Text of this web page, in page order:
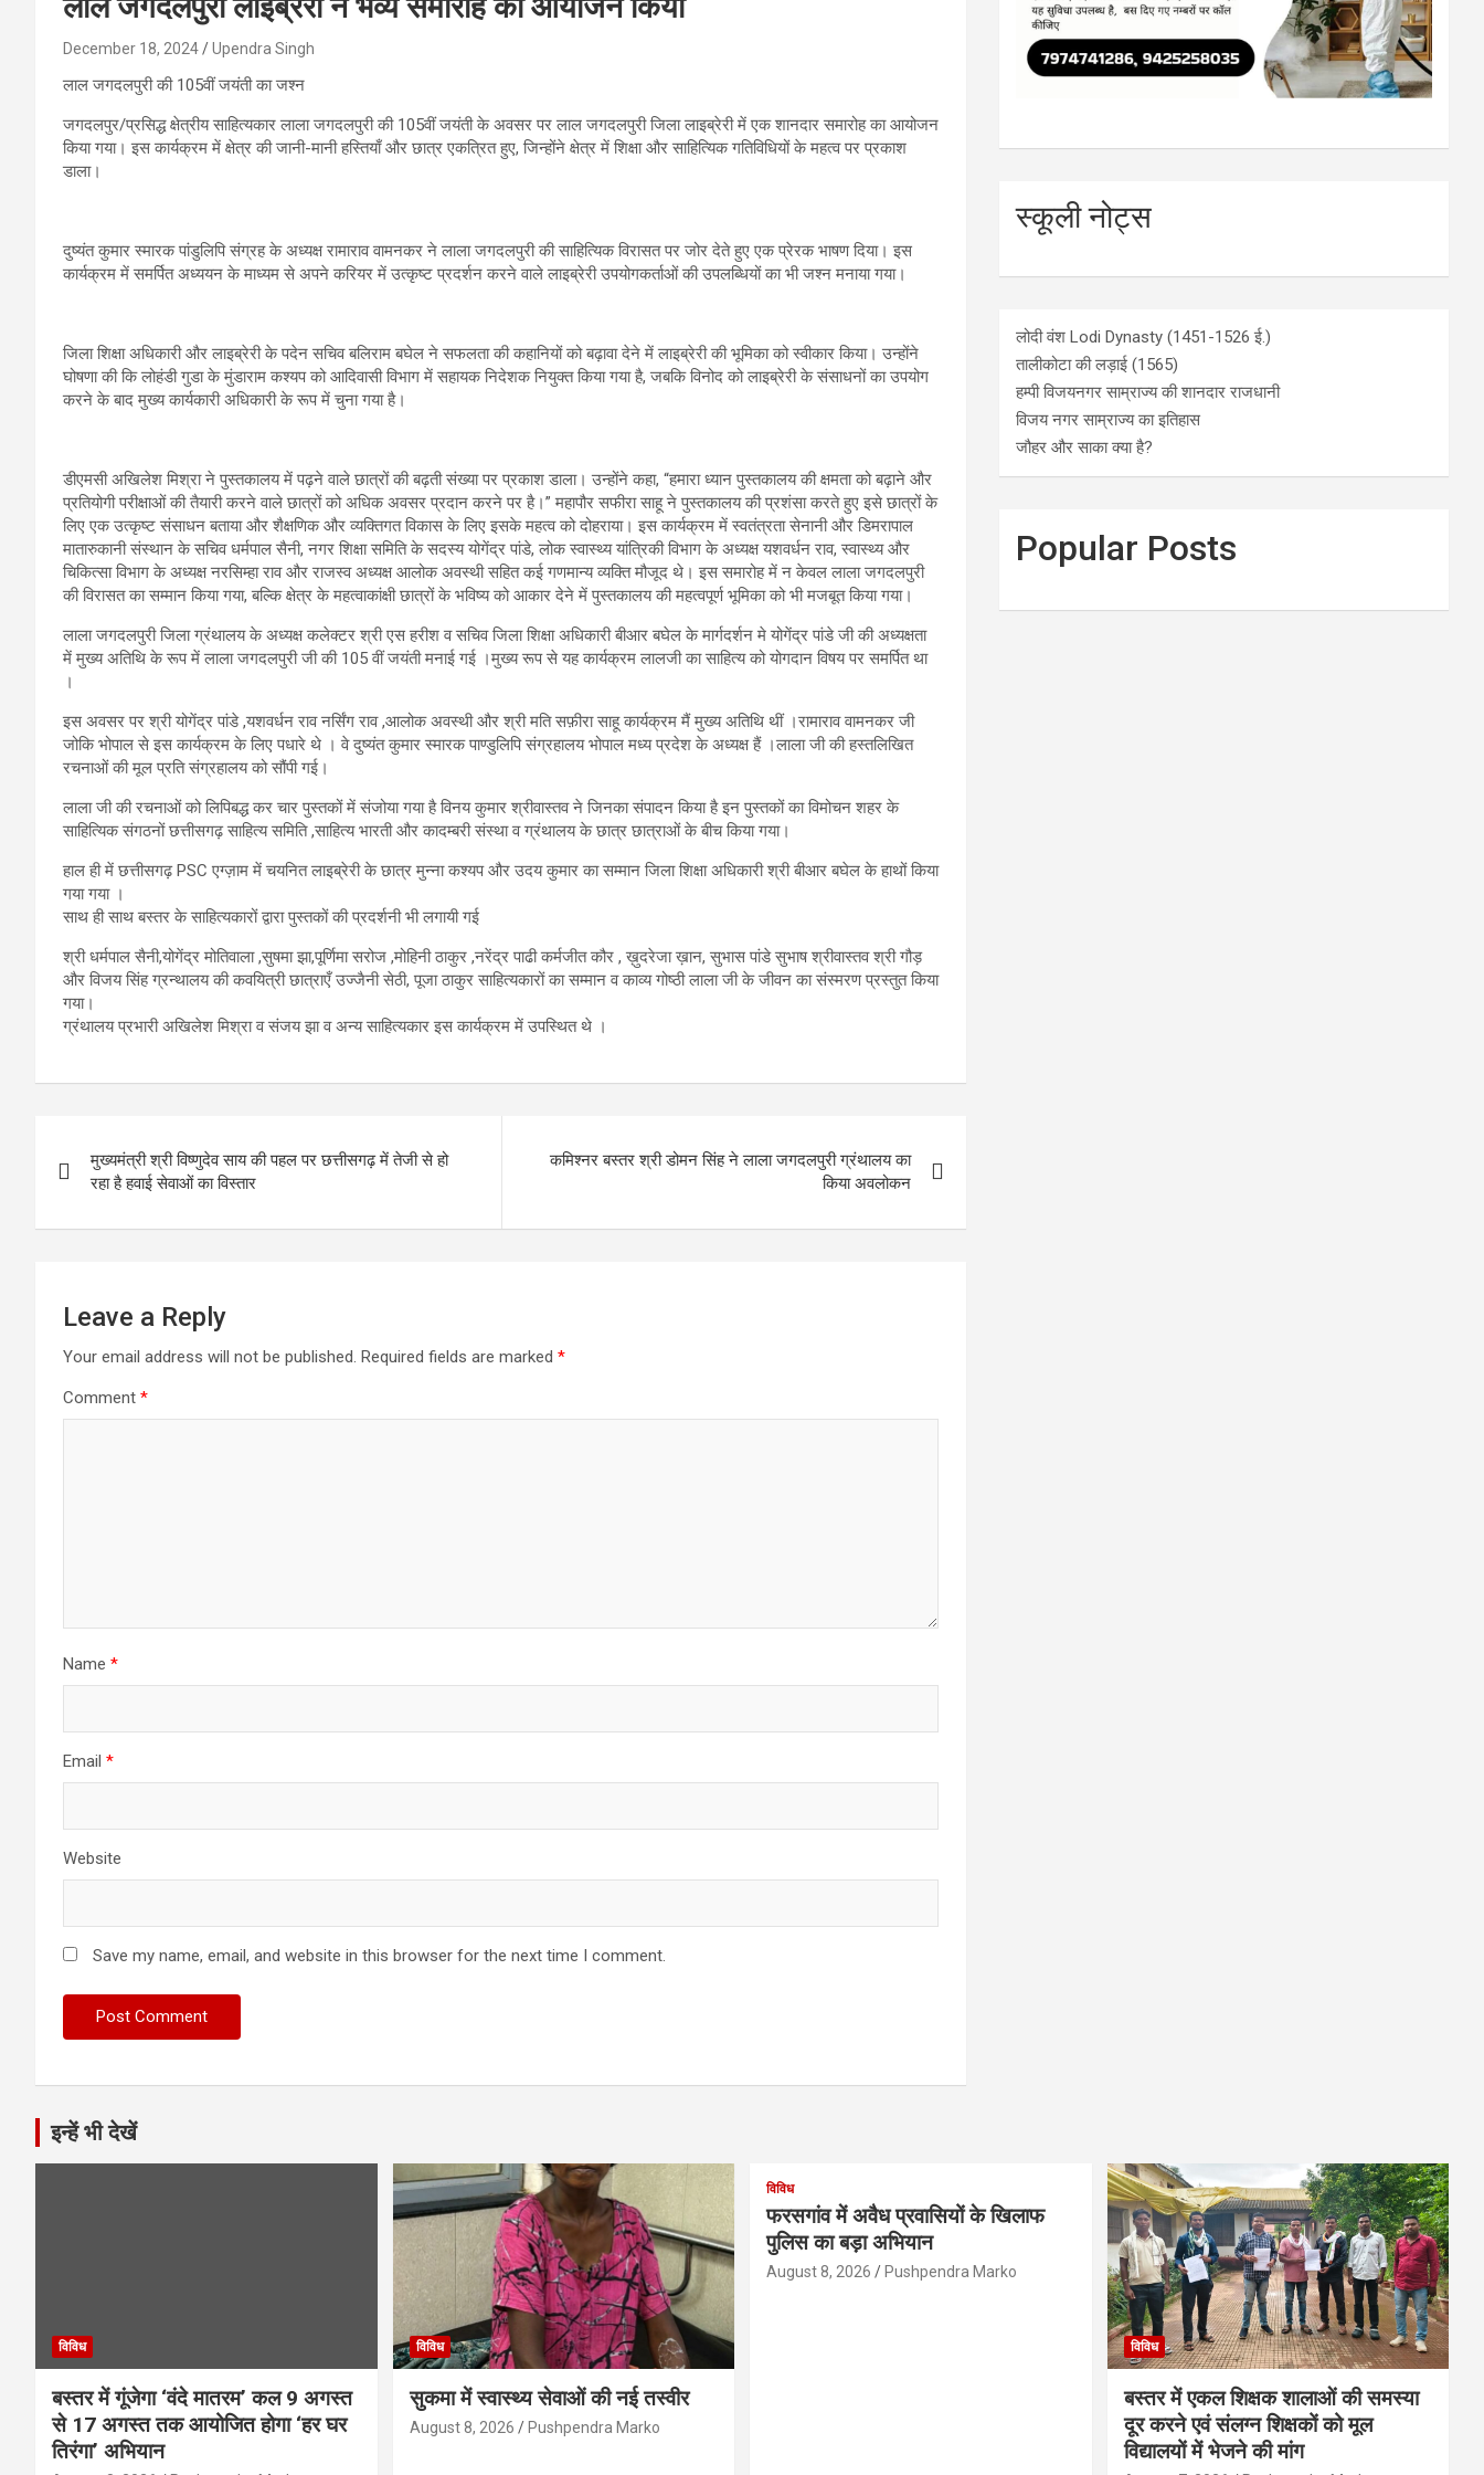
December 18, 2024 Upendra Singh
लाल जगदलपुरी की 105वीं जयंती का जश्न
जगदलपुर/प्रसिद्ध क्षेत्रीय साहित्यकार लाला जगदलपुरी की 105वीं जयंती के अवसर पर लाल जगदलपुरी जिला लाइब्रेरी में एक शानदार समारोह का आयोजन
किया गया। इस कार्यक्रम में क्षेत्र की जानी-मानी हस्तियाँ और छात्र एकत्रित हुए, जिन्होंने क्षेत्र में शिक्षा और साहित्यिक गतिविधियों के महत्व पर प्रकाश
डाला।
दुष्यंत कुमार स्मारक पांडुलिपि संग्रह के अध्यक्ष रामाराव वामनकर ने लाला जगदलपुरी की साहित्यिक विरासत पर जोर देते हुए एक प्रेरक भाषण दिया। इस
कार्यक्रम में समर्पित अध्ययन के माध्यम से अपने करियर में उत्कृष्ट प्रदर्शन करने वाले लाइब्रेरी उपयोगकर्ताओं की उपलब्धियों का भी जश्न मनाया गया।
जिला शिक्षा अधिकारी और लाइब्रेरी के पदेन सचिव बलिराम बघेल ने सफलता की कहानियों को बढ़ावा देने में लाइब्रेरी की भूमिका को स्वीकार किया। उन्होंने
घोषणा की कि लोहंडी गुडा के मुंडाराम कश्यप को आदिवासी विभाग में सहायक निदेशक नियुक्त किया गया है, जबकि विनोद को लाइब्रेरी के संसाधनों का उपयोग
करने के बाद मुख्य कार्यकारी अधिकारी के रूप में चुना गया है।
डीएमसी अखिलेश मिश्रा ने पुस्तकालय में पढ़ने वाले छात्रों की बढ़ती संख्या पर प्रकाश डाला। उन्होंने कहा, “हमारा ध्यान पुस्तकालय की क्षमता को बढ़ाने और
प्रतियोगी परीक्षाओं की तैयारी करने वाले छात्रों को अधिक अवसर प्रदान करने पर है।” महापौर सफीरा साहू ने पुस्तकालय की प्रशंसा करते हुए इसे छात्रों के
लिए एक उत्कृष्ट संसाधन बताया और शैक्षणिक और व्यक्तिगत विकास के लिए इसके महत्व को दोहराया। इस कार्यक्रम में स्वतंत्रता सेनानी और डिमरापाल
मातारुकानी संस्थान के सचिव धर्मपाल सैनी, नगर शिक्षा समिति के सदस्य योगेंद्र पांडे, लोक स्वास्थ्य यांत्रिकी विभाग के अध्यक्ष यशवर्धन राव, स्वास्थ्य और
चिकित्सा विभाग के अध्यक्ष नरसिम्हा राव और राजस्व अध्यक्ष आलोक अवस्थी सहित कई गणमान्य व्यक्ति मौजूद थे। इस समारोह में न केवल लाला जगदलपुरी
की विरासत का सम्मान किया गया, बल्कि क्षेत्र के महत्वाकांक्षी छात्रों के भविष्य को आकार देने में पुस्तकालय की महत्वपूर्ण भूमिका को भी मजबूत किया गया।
लाला जगदलपुरी जिला ग्रंथालय के अध्यक्ष कलेक्टर श्री एस हरीश व सचिव जिला शिक्षा अधिकारी बीआर बघेल के मार्गदर्शन मे योगेंद्र पांडे जी की अध्यक्षता
में मुख्य अतिथि के रूप में लाला जगदलपुरी जी की 105 वीं जयंती मनाई गई ।मुख्य रूप से यह कार्यक्रम लालजी का साहित्य को योगदान विषय पर समर्पित था
।
इस अवसर पर श्री योगेंद्र पांडे ,यशवर्धन राव नर्सिंग राव ,आलोक अवस्थी और श्री मति सफ़ीरा साहू कार्यक्रम मैं मुख्य अतिथि थीं ।रामाराव वामनकर जी
जोकि भोपाल से इस कार्यक्रम के लिए पधारे थे । वे दुष्यंत कुमार स्मारक पाण्डुलिपि संग्रहालय भोपाल मध्य प्रदेश के अध्यक्ष हैं ।लाला जी की हस्तलिखित
रचनाओं की मूल प्रति संग्रहालय को सौंपी गई।
लाला जी की रचनाओं को लिपिबद्ध कर चार पुस्तकों में संजोया गया है विनय कुमार श्रीवास्तव ने जिनका संपादन किया है इन पुस्तकों का विमोचन शहर के
साहित्यिक संगठनों छत्तीसगढ़ साहित्य समिति ,साहित्य भारती और कादम्बरी संस्था व ग्रंथालय के छात्र छात्राओं के बीच किया गया।
हाल ही में छत्तीसगढ़ PSC एग्ज़ाम में चयनित लाइब्रेरी के छात्र मुन्ना कश्यप और उदय कुमार का सम्मान जिला शिक्षा अधिकारी श्री बीआर बघेल के हाथों किया
गया गया ।
साथ ही साथ बस्तर के साहित्यकारों द्वारा पुस्तकों की प्रदर्शनी भी लगायी गई
श्री धर्मपाल सैनी,योगेंद्र मोतिवाला ,सुषमा झा,पूर्णिमा सरोज ,मोहिनी ठाकुर ,नरेंद्र पाढी कर्मजीत कौर , ख़ुदरेजा ख़ान, सुभास पांडे सुभाष श्रीवास्तव श्री गौड़
और विजय सिंह ग्रन्थालय की कवयित्री छात्राएँ उज्जैनी सेठी, पूजा ठाकुर साहित्यकारों का सम्मान व काव्य गोष्ठी लाला जी के जीवन का संस्मरण प्रस्तुत किया
गया।
ग्रंथालय प्रभारी अखिलेश मिश्रा व संजय झा व अन्य साहित्यकार इस कार्यक्रम में उपस्थित थे ।
navigation
मुख्यमंत्री श्री विष्णुदेव साय की पहल पर छत्तीसगढ़ में तेजी से हो
रहा है हवाई सेवाओं का विस्तार
कमिश्नर बस्तर श्री डोमन सिंह ने लाला जगदलपुरी ग्रंथालय का
किया अवलोकन
Leave a Reply
Your email address will not be published. Required fields are marked *
Comment *
Name *
Email *
Website
Save my name, email, and website in this browser for the next time I comment.
स्कूली नोट्स
लोदी वंश Lodi Dynasty (1451-1526 ई.)
तालीकोटा की लड़ाई (1565)
हम्पी विजयनगर साम्राज्य की शानदार राजधानी
विजय नगर साम्राज्य का इतिहास
जौहर और साका क्या है?
Popular Posts
इन्हें भी देखें
विविध
बस्तर में गूंजेगा ‘वंदे मातरम’ कल 9 अगस्त
से 17 अगस्त तक आयोजित होगा ‘हर घर
तिरंगा’ अभियान
विविध
सुकमा में स्वास्थ्य सेवाओं की नई तस्वीर
August 8, 2026 Pushpendra Marko
विविध
फरसगांव में अवैध प्रवासियों के खिलाफ
पुलिस का बड़ा अभियान
August 8, 2026 Pushpendra Marko
विविध
बस्तर में एकल शिक्षक शालाओं की समस्या
दूर करने एवं संलग्न शिक्षकों को मूल
विद्यालयों में भेजने की मांग